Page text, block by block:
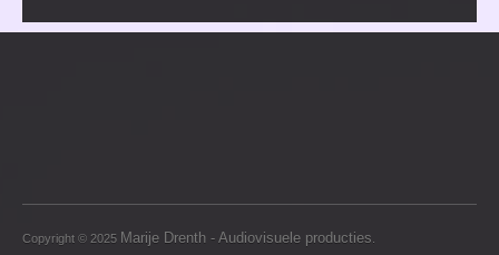
Copyright © 2025 Marije Drenth - Audiovisuele producties